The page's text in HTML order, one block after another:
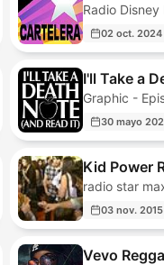
Radio Disney
02 oct. 2024
I'll Take a
Graphic -
30 mayo
Kid Power
radio star
03 nov. 2015
Vevo